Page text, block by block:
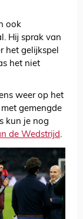
ook
Hij sprak van
het gelijkspel
het niet
weer op het
gemengde
kun je nog
de Wedstrijd.